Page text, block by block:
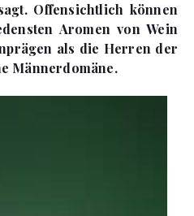
Offensichtlich können
Aromen von Wein
als die Herren der
Männerdomäne.